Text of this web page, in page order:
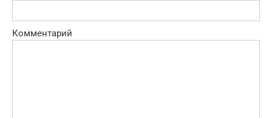
Комментарий